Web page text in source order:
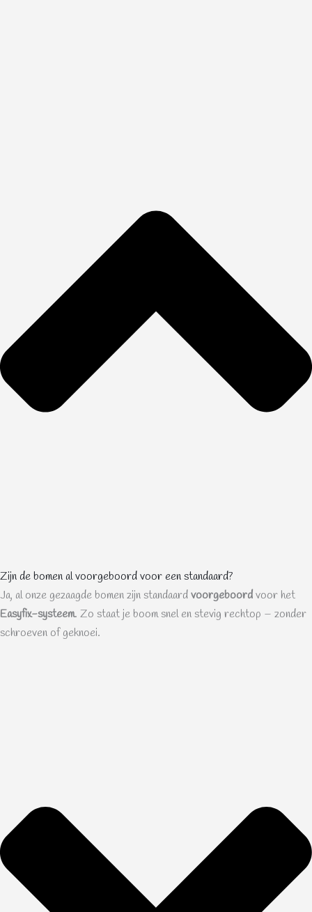
Zijn de bomen al voorgeboord voor een standaard?
Ja, al onze gezaagde bomen zijn standaardvoorgeboordvoor het
Easyfix-systeem. Zo staat je boom snel en stevig rechtop – zonder
schroeven of geknoei.